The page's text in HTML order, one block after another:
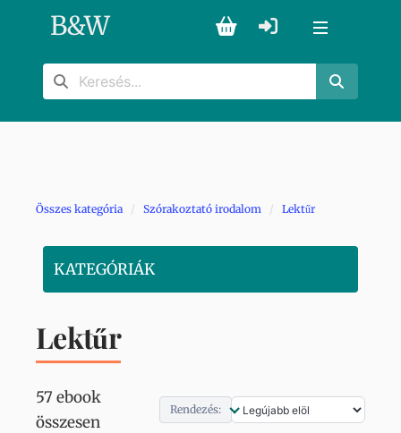
B&W
Összes kategória Szórakoztató irodalom Lektűr
KATEGÓRIÁK
Lektűr
57 ebook
összesen
Rendezés: